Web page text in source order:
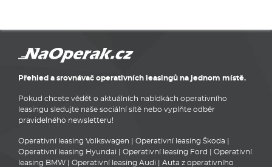
Přehled a srovnávač operativních leasingů na jednom místě.
Pokud chcete vědět o aktuálních nabídkách operativního
leasingu sledujte naše sociální sítě nebo vyplňte odběr
pravidelného newsletteru!
Operativní leasing Volkswagen Operativní leasing Škoda
Operativní leasing Hyundai
Operativní leasing Ford
Operativní
leasing BMW
Operativní leasing Audi
Auta z operativního